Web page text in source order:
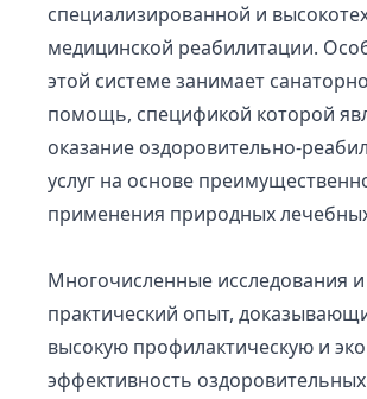
специализированной и
медицинской реабилитации.
этой системе занимает
помощь, спецификой которой
оказание оздоровительно-
услуг на основе
применения природных
Многочисленные исследования и
практический опыт,
высокую профилактическую и
эффективность